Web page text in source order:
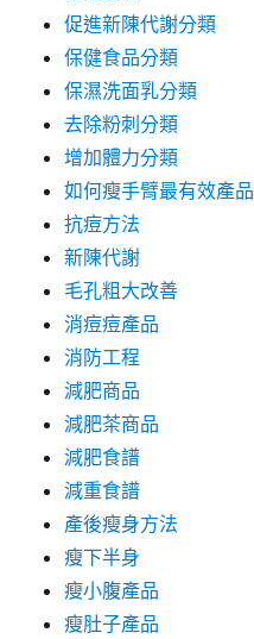
促進新陳代謝分類
保健食品分類
保濕洗面乳分類
去除粉刺分類
增加體力分類
如何瘦手臂最有效產品
抗痘方法
新陳代謝
毛孔粗大改善
消痘痘產品
消防工程
減肥商品
減肥茶商品
減肥食譜
減重食譜
產後瘦身方法
瘦下半身
瘦小腹產品
瘦肚子產品